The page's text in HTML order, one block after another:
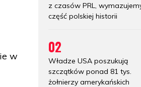
w
z czasów PRL,
część polskiej historii
02
Władze USA poszukują
szczątków ponad 81 tys.
żołnierzy amerykańskich